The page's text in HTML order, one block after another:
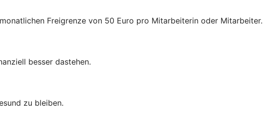
Freigrenze von 50 Euro pro Mitarbeiterin oder Mitarbeiter.
besser dastehen.
zu bleiben.